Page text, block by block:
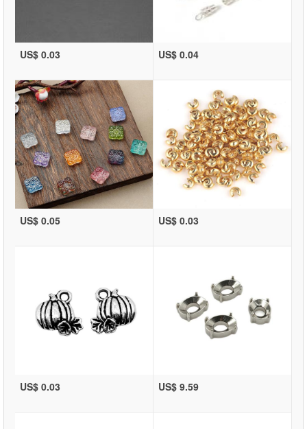
US$ 0.03 US$ 0.04
US$ 0.05 US$ 0.03
US$ 0.03 US$ 9.59